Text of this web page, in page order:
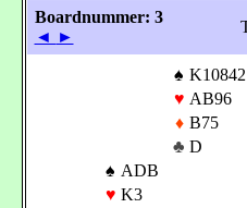
Boardnummer: 3
◄ ►
♠ K10842
♥ AB96
♦ B75
♣ D
♠ ADB
♥ K3